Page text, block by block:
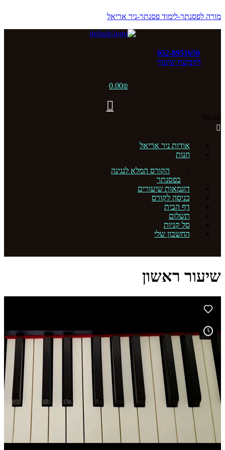
מורה לפסנתר-לימוד פסנתר-ניר אריאל
052-8951650
לקביעת שיעור
0.00₪
אודות ניר אריאל
חנות
הקורס המלא לנגינה
בפסנתר
דוגמאות שיעורים
כניסה לקורס
דף הבית
תשלום
סל קניות
החשבון שלי
שיעור ראשון